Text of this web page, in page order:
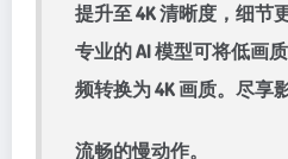
提升至 4K 清晰度，细节
专业的 AI 模型可将低画
频转换为 4K 画质。尽享
流畅的慢动作。